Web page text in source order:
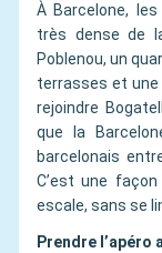
À Barcelone,
très dense de
Poblenou, un
terrasses et une
rejoindre
que la
barcelonais
C’est une
escale, sans se
Prendre